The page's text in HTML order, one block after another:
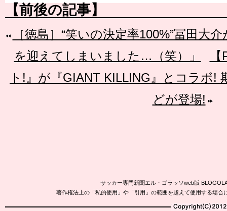
【前後の記事】
［徳島］“笑いの決定率100%”冨田大
を迎えてしまいました…（笑）」
ト!』が『GIANT KILLING』とコラボ!
どが登場!
サッカー専門新聞エル・ゴラッソweb版
著作権法上の「私的使用」や「引用」の範囲を超えて使用する場